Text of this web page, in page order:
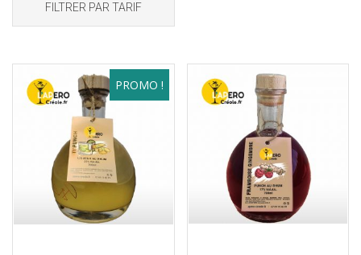
FILTRER PAR TARIF
PROMO !